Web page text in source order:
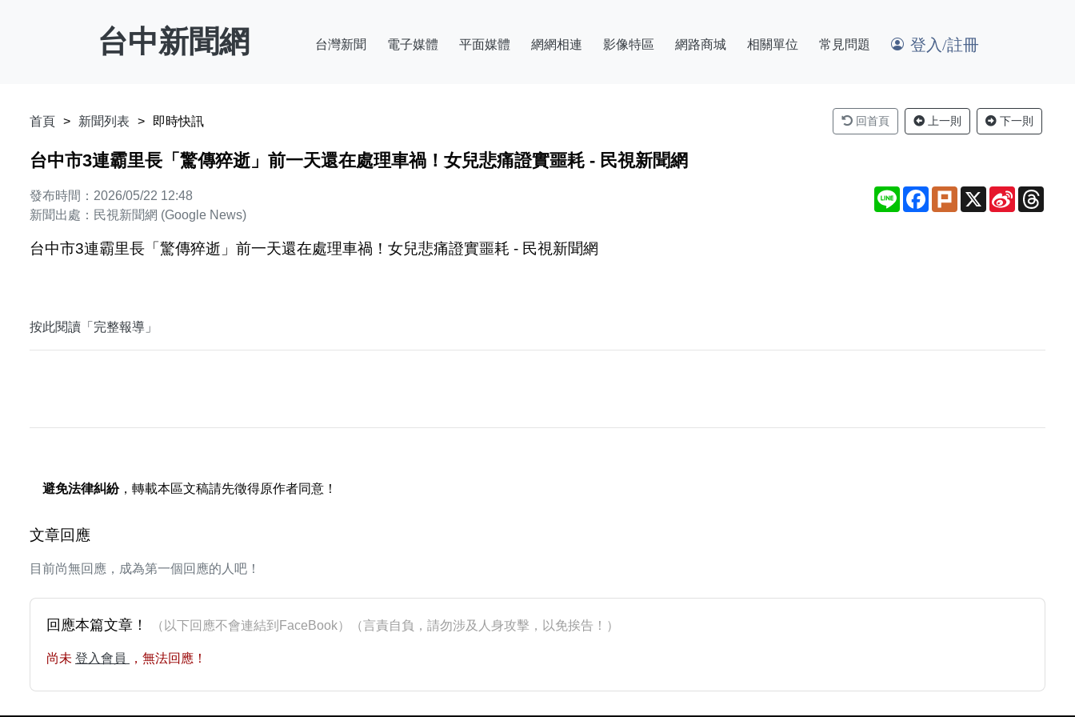
台中新聞網 台灣新聞 電子媒體 平面媒體 網網相連 影像特區 網路商城 相關單位 常見問題 登入/註冊
首頁 新聞列表 即時快訊 回首頁 上一則 下一則
台中市3連霸里長「驚傳猝逝」前一天還在處理車禍！女兒悲痛證實噩耗 - 民視新聞網
發布時間：2026/05/22 12:48
新聞出處：民視新聞網 (Google News)
Line Facebook
Plurk X
Sina
Weibo
台中市3連霸里長「驚傳猝逝」前一天還在處理車禍！女兒悲痛證實噩耗 - 民視新聞網
按此閱讀「完整報導」
避免法律糾紛，轉載本區文稿請先徵得原作者同意！
文章回應
目前尚無回應，成為第一個回應的人吧！
回應本篇文章！ （以下回應不會連結到FaceBook）（言責自負，請勿涉及人身攻擊，以免挨告！）
尚未 登入會員 ，無法回應！